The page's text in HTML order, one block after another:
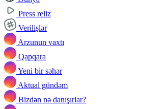
Press reliz
Verilişlər
Arzunun vaxtı
Qapqara
Yeni bir səhər
Aktual gündəm
Bizdən nə danışırlar?